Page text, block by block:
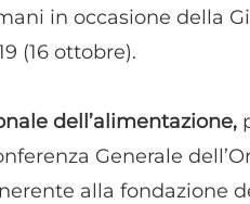
in occasione della
(16 ottobre).
dell’alimentazione,
Generale
alla fondazione